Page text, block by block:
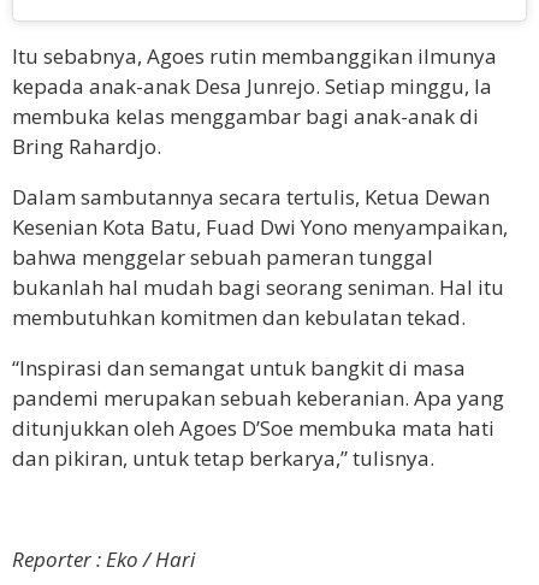
Itu sebabnya, Agoes rutin membanggikan ilmunya
kepada anak-anak Desa Junrejo. Setiap minggu, Ia
membuka kelas menggambar bagi anak-anak di
Bring Rahardjo.
Dalam sambutannya secara tertulis, Ketua Dewan
Kesenian Kota Batu, Fuad Dwi Yono menyampaikan,
bahwa menggelar sebuah pameran tunggal
bukanlah hal mudah bagi seorang seniman. Hal itu
membutuhkan komitmen dan kebulatan tekad.
“Inspirasi dan semangat untuk bangkit di masa
pandemi merupakan sebuah keberanian. Apa yang
ditunjukkan oleh Agoes D’Soe membuka mata hati
dan pikiran, untuk tetap berkarya,” tulisnya.
Reporter : Eko / Hari